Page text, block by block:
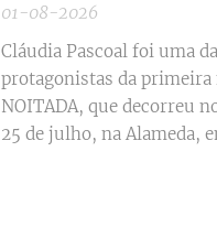
01-08-2026
Cláudia Pascoal foi uma
protagonistas da primeira
NOITADA, que decorreu
25 de julho, na Alameda,